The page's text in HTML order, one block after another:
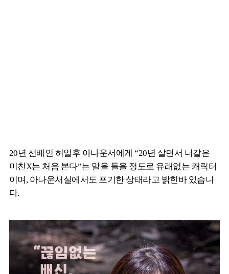
20년 선배인 허일후 아나운서에게 “20년 살면서 너같은
미친X는 처음 본다”는 말을 들을 정도로 유래없는 캐릭터
이며, 아나운서실에서도 포기한 상태라고 밝힌바 있습니
다.